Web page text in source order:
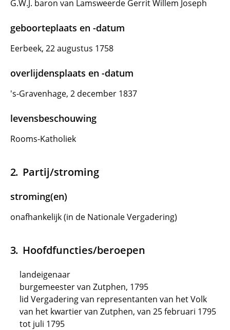
G.W.J. baron van Lamsweerde Gerrit Willem Joseph
geboorteplaats en -datum
Eerbeek, 22 augustus 1758
overlijdensplaats en -datum
's-Gravenhage, 2 december 1837
levensbeschouwing
Rooms-Katholiek
Partij/stroming
stroming(en)
onafhankelijk (in de Nationale Vergadering)
Hoofdfuncties/beroepen
landeigenaar
burgemeester van Zutphen, 1795
lid Vergadering van representanten van het Volk
van het kwartier van Zutphen, van 25 februari 1795
tot juli 1795